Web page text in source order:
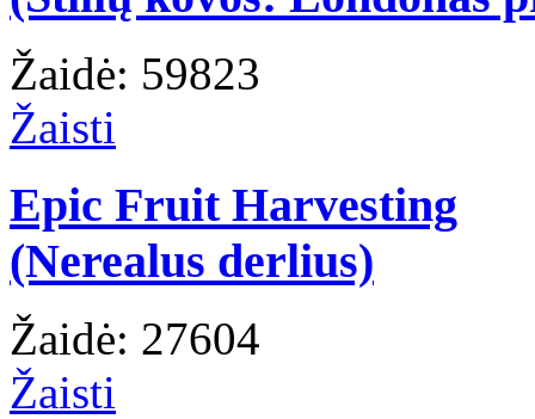
Žaidė: 59823
Žaisti
Epic Fruit Harvesting
(Nerealus derlius)
Žaidė: 27604
Žaisti